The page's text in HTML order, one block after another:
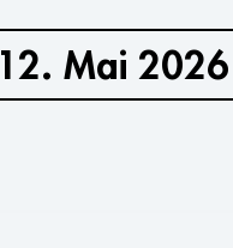
12. Mai 2026